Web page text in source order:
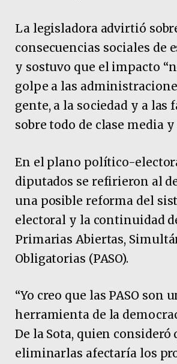
La legisladora advirtió
consecuencias sociales de
y sostuvo que el impacto
golpe a las
gente, a la sociedad y a las
sobre todo de clase media y
En el plano político-
diputados se refirieron al
una posible reforma del
electoral y la continuidad
Primarias Abiertas,
Obligatorias (PASO).
“Yo creo que las PASO son
herramienta de la
De la Sota, quien consideró
eliminarlas afectaría los